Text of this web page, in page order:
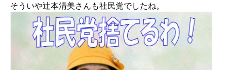
そういや辻本清美さんも社民党でしたね。